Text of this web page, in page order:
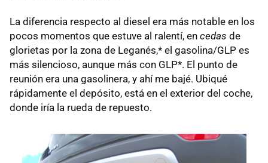
La diferencia respecto al diesel era más notable en los
pocos momentos que estuve al ralentí, en cedas de
glorietas por la zona de Leganés,* el gasolina/GLP es
más silencioso, aunque más con GLP*. El punto de
reunión era una gasolinera, y ahí me bajé. Ubiqué
rápidamente el depósito, está en el exterior del coche,
donde iría la rueda de repuesto.